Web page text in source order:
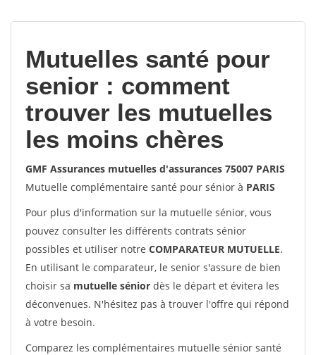
Mutuelles santé pour
senior : comment
trouver les mutuelles
les moins chères
GMF Assurances mutuelles d'assurances 75007 PARIS
Mutuelle complémentaire santé pour sénior à PARIS
Pour plus d'information sur la mutuelle sénior, vous
pouvez consulter les différents contrats sénior
possibles et utiliser notre COMPARATEUR MUTUELLE.
En utilisant le comparateur, le senior s'assure de bien
choisir sa mutuelle sénior dès le départ et évitera les
déconvenues. N'hésitez pas à trouver l'offre qui répond
à votre besoin.
Comparez les complémentaires mutuelle sénior santé